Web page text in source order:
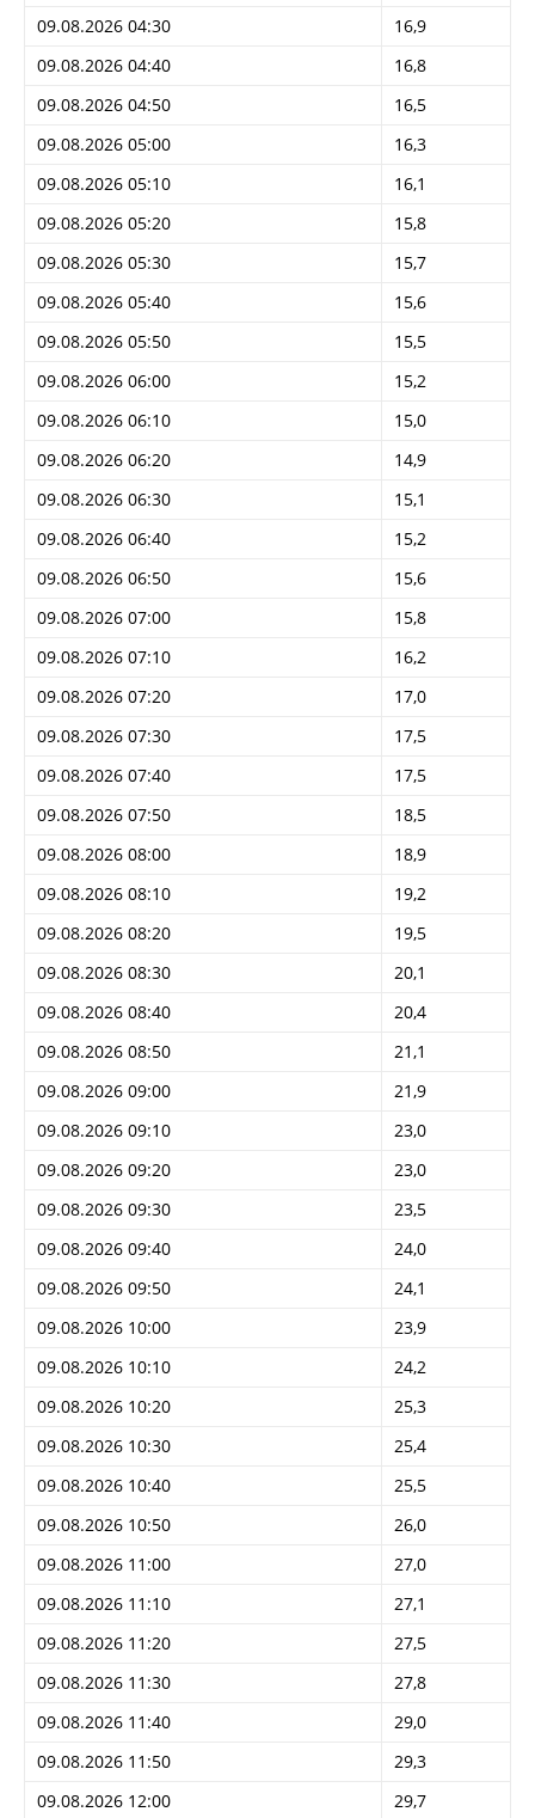
09.08.2026 04:30
16,9
09.08.2026 04:40
16,8
09.08.2026 04:50
16,5
09.08.2026 05:00
16,3
09.08.2026 05:10
16,1
09.08.2026 05:20
15,8
09.08.2026 05:30
15,7
09.08.2026 05:40
15,6
09.08.2026 05:50
15,5
09.08.2026 06:00
15,2
09.08.2026 06:10
15,0
09.08.2026 06:20
14,9
09.08.2026 06:30
15,1
09.08.2026 06:40
15,2
09.08.2026 06:50
15,6
09.08.2026 07:00
15,8
09.08.2026 07:10
16,2
09.08.2026 07:20
17,0
09.08.2026 07:30
17,5
09.08.2026 07:40
17,5
09.08.2026 07:50
18,5
09.08.2026 08:00
18,9
09.08.2026 08:10
19,2
09.08.2026 08:20
19,5
09.08.2026 08:30
20,1
09.08.2026 08:40
20,4
09.08.2026 08:50
21,1
09.08.2026 09:00
21,9
09.08.2026 09:10
23,0
09.08.2026 09:20
23,0
09.08.2026 09:30
23,5
09.08.2026 09:40
24,0
09.08.2026 09:50
24,1
09.08.2026 10:00
23,9
09.08.2026 10:10
24,2
09.08.2026 10:20
25,3
09.08.2026 10:30
25,4
09.08.2026 10:40
25,5
09.08.2026 10:50
26,0
09.08.2026 11:00
27,0
09.08.2026 11:10
27,1
09.08.2026 11:20
27,5
09.08.2026 11:30
27,8
09.08.2026 11:40
29,0
09.08.2026 11:50
29,3
09.08.2026 12:00
29,7